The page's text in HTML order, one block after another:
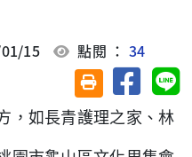
15 點閱 ：34
友善列印(另開視
分享至
，如長青護理之家、林